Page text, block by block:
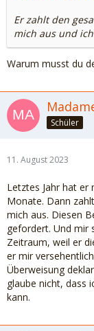
Er zahlt den
mich aus und
Warum musst du
Schüler
11. August 2023
Letztes Jahr hat er
Monate. Dann
mich aus. Diesen
gefordert. Und mir
Zeitraum, weil er
er mir
Überweisung
glaube nicht, dass
kann.